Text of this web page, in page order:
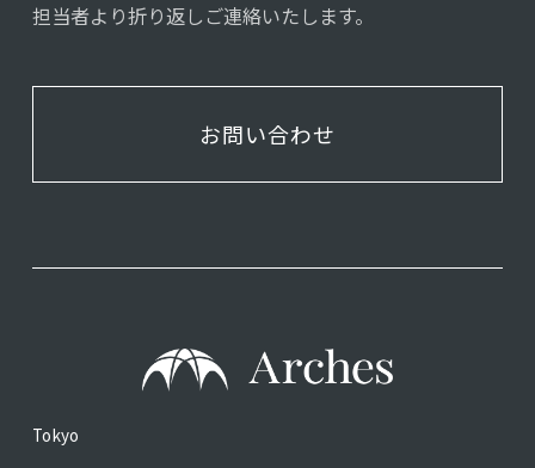
担当者より折り返しご連絡いたします。
お問い合わせ
Tokyo